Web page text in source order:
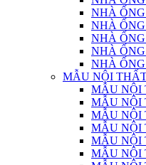
NHÀ ỐNG
NHÀ
NHÀ
NHÀ
NHÀ
MẪU NỘI
MẪU NỘI
MẪU NỘI
MẪU NỘI
MẪU NỘI
MẪU NỘI
MẪU NỘI